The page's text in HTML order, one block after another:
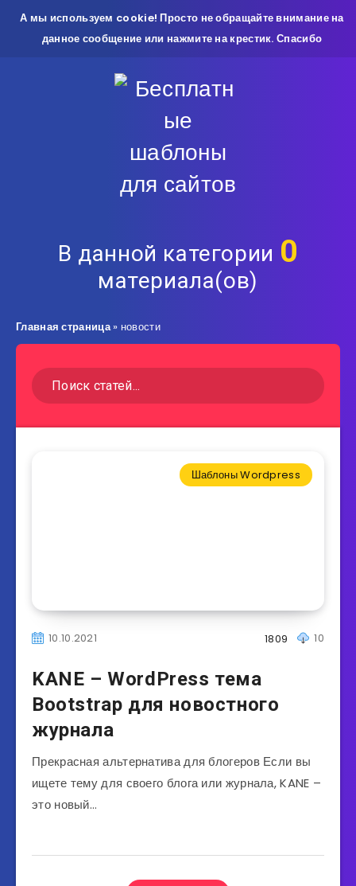
А мы используем cookie! Просто не обращайте внимание на
данное сообщение или нажмите на крестик. Спасибо
В данной категории 0
материала(ов)
Главная страница» новости
Шаблоны Wordpress
10.10.2021 10
1809
KANE – WordPress тема
Bootstrap для новостного
журнала
Прекрасная альтернатива для блогеров Если вы
ищете тему для своего блога или журнала, KANE –
это новый…